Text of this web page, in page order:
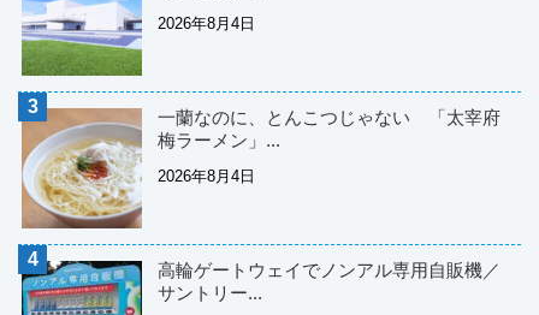
2026年8月4日
一蘭なのに、とんこつじゃない 「太宰府
梅ラーメン」...
2026年8月4日
高輪ゲートウェイでノンアル専用自販機／
サントリー...